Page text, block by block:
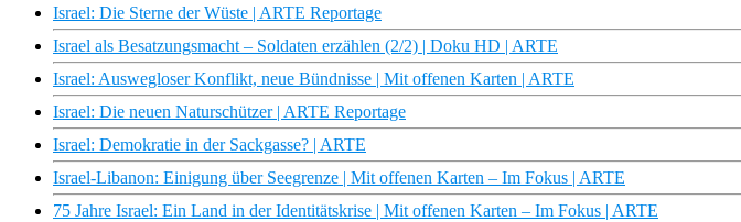
Israel: Die Sterne der Wüste | ARTE Reportage
Israel als Besatzungsmacht – Soldaten erzählen (2/2) | Doku HD | ARTE
Israel: Auswegloser Konflikt, neue Bündnisse | Mit offenen Karten | ARTE
Israel: Die neuen Naturschützer | ARTE Reportage
Israel: Demokratie in der Sackgasse? | ARTE
Israel-Libanon: Einigung über Seegrenze | Mit offenen Karten – Im Fokus | ARTE
75 Jahre Israel: Ein Land in der Identitätskrise | Mit offenen Karten – Im Fokus | ARTE